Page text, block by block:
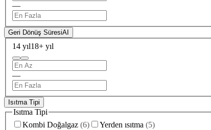
—
Geri Dönüş SüresiAI
14 yıl18+ yıl
—
Isıtma Tipi
Isıtma Tipi
Kombi Doğalgaz (6) Yerden ısıtma (5)